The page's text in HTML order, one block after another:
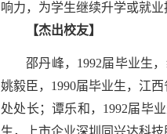
响力，为学生继续升学或就业
【杰出校友】
邵丹峰，1992届毕业生
姚毅臣，1990届毕业生，江
处处长；谭乐和，1992届毕
生，上市企业深圳同兴达科技